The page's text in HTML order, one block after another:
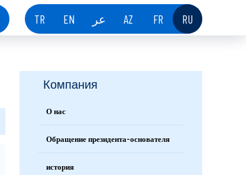
TR EN عر AZ FR RU
Компания
О нас
Обращение президента-основателя
история